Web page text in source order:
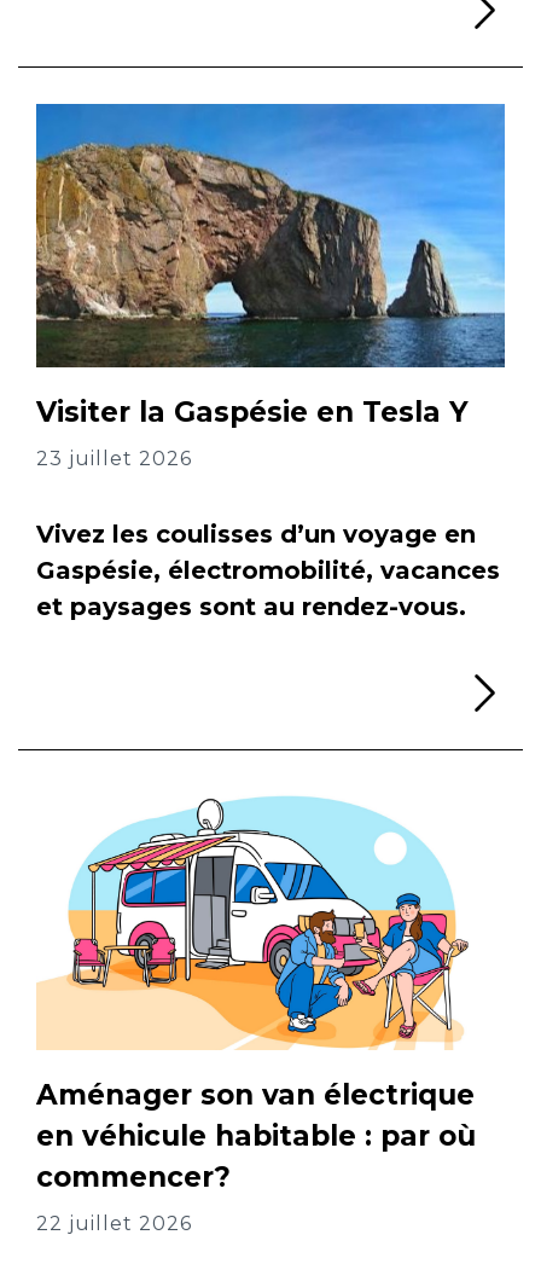
Visiter la Gaspésie en Tesla Y
23 juillet 2026
Vivez les coulisses d’un voyage en
Gaspésie, électromobilité, vacances
et paysages sont au rendez-vous.
Aménager son van électrique
en véhicule habitable : par où
commencer?
22 juillet 2026